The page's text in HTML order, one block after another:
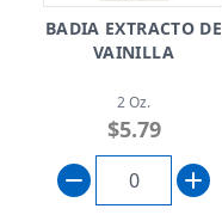
BADIA EXTRACTO DE
VAINILLA
2 Oz.
$5.79